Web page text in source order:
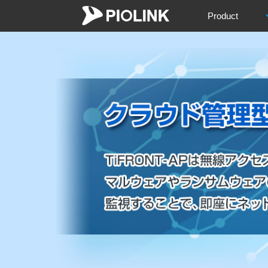
Product